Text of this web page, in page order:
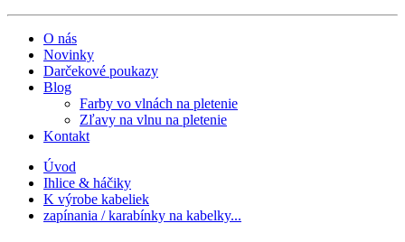
O nás
Novinky
Darčekové poukazy
Blog
Farby vo vlnách na pletenie
Zľavy na vlnu na pletenie
Kontakt
Úvod
Ihlice & háčiky
K výrobe kabeliek
zapínania / karabínky na kabelky...